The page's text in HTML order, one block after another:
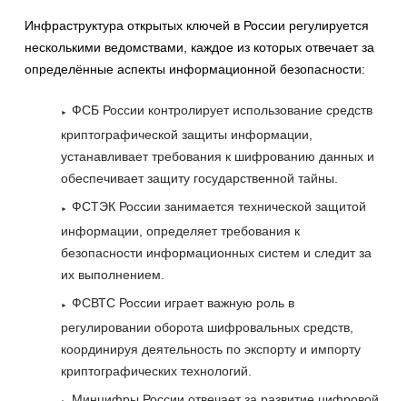
Инфраструктура открытых ключей в России регулируется
несколькими ведомствами, каждое из которых отвечает за
определённые аспекты информационной безопасности:
ФСБ России контролирует использование средств
криптографической защиты информации,
устанавливает требования к шифрованию данных и
обеспечивает защиту государственной тайны.
ФСТЭК России занимается технической защитой
информации, определяет требования к
безопасности информационных систем и следит за
их выполнением.
ФСВТС России играет важную роль в
регулировании оборота шифровальных средств,
координируя деятельность по экспорту и импорту
криптографических технологий.